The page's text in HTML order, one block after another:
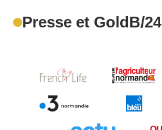
Presse et GoldB/24